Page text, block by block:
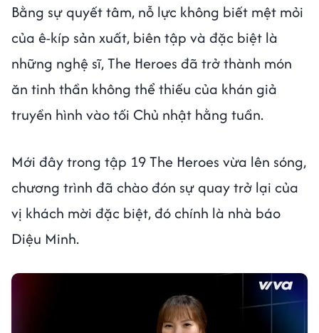
Bằng sự quyết tâm, nỗ lực không biết mệt mỏi
của ê-kíp sản xuất, biên tập và đặc biệt là
những nghệ sĩ, The Heroes đã trở thành món
ăn tinh thần không thể thiếu của khán giả
truyền hình vào tối Chủ nhật hằng tuần.
Mới đây trong tập 19 The Heroes vừa lên sóng,
chương trình đã chào đón sự quay trở lại của
vị khách mời đặc biệt, đó chính là nhà báo
Diệu Minh.